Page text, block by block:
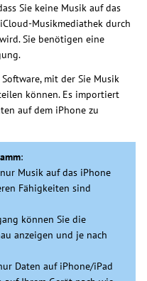
Sie keine Musik auf das
Musikmediathek durch
Sie benötigen eine
mit der Sie Musik
können. Es importiert
auf dem iPhone zu
:
Musik auf das iPhone
Fähigkeiten sind
können Sie die
anzeigen und je nach
Daten auf iPhone/iPad